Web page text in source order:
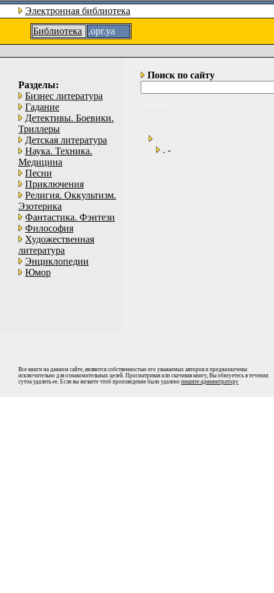
Электронная библиотека
Библиотека
.орг.уа
Разделы:
Бизнес литература
Гадание
Детективы. Боевики.
Триллеры
Детская литература
Наука. Техника.
Медицина
Песни
Приключения
Религия. Оккультизм.
Эзотерика
Фантастика. Фэнтези
Философия
Художественная
литература
Энциклопедии
Юмор
Поиск по сайту
. -
Все книги на данном сайте, являются собственностью его уважаемых авторов и предназначены
исключительно для ознакомительных целей. Просматривая или скачивая книгу, Вы обязуетесь в течении
суток удалить ее. Если вы желаете чтоб произведение было удалено пишите админитратору